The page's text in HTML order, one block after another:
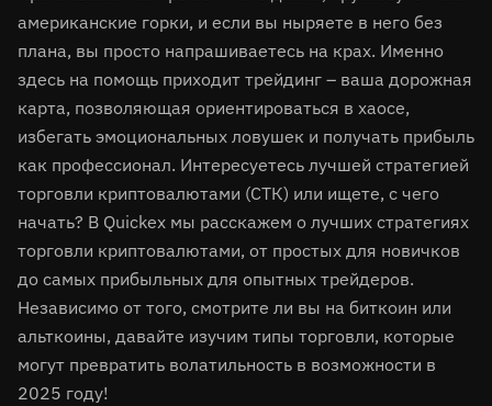
американские горки, и если вы ныряете в него без
плана, вы просто напрашиваетесь на крах. Именно
здесь на помощь приходит трейдинг – ваша дорожная
карта, позволяющая ориентироваться в хаосе,
избегать эмоциональных ловушек и получать прибыль
как профессионал. Интересуетесь лучшей стратегией
торговли криптовалютами (СТК) или ищете, с чего
начать? В Quickex мы расскажем о лучших стратегиях
торговли криптовалютами, от простых для новичков
до самых прибыльных для опытных трейдеров.
Независимо от того, смотрите ли вы на биткоин или
альткоины, давайте изучим типы торговли, которые
могут превратить волатильность в возможности в
2025 году!